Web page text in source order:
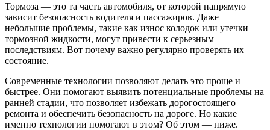
Тормоза — это та часть автомобиля, от которой напрямую
зависит безопасность водителя и пассажиров. Даже
небольшие проблемы, такие как износ колодок или утечки
тормозной жидкости, могут привести к серьезным
последствиям. Вот почему важно регулярно проверять их
состояние.
Современные технологии позволяют делать это проще и
быстрее. Они помогают выявить потенциальные проблемы на
ранней стадии, что позволяет избежать дорогостоящего
ремонта и обеспечить безопасность на дороге. Но какие
именно технологии помогают в этом? Об этом — ниже.